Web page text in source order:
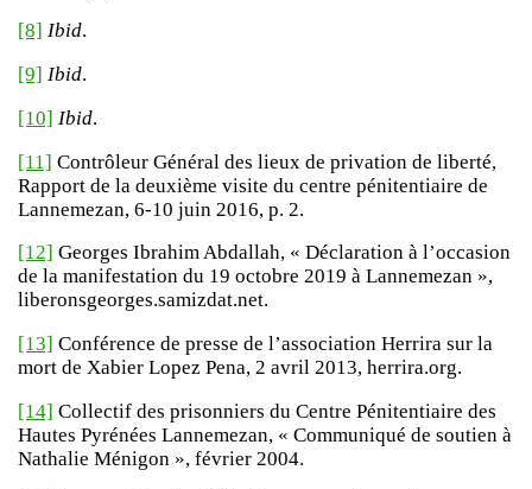
[8] Ibid.
[9] Ibid.
[10] Ibid.
[11] Contrôleur Général des lieux de privation de liberté,
Rapport de la deuxième visite du centre pénitentiaire de
Lannemezan, 6-10 juin 2016, p. 2.
[12] Georges Ibrahim Abdallah, « Déclaration à l’occasion
de la manifestation du 19 octobre 2019 à Lannemezan »,
liberonsgeorges.samizdat.net.
[13] Conférence de presse de l’association Herrira sur la
mort de Xabier Lopez Pena, 2 avril 2013, herrira.org.
[14] Collectif des prisonniers du Centre Pénitentiaire des
Hautes Pyrénées Lannemezan, « Communiqué de soutien à
Nathalie Ménigon », février 2004.